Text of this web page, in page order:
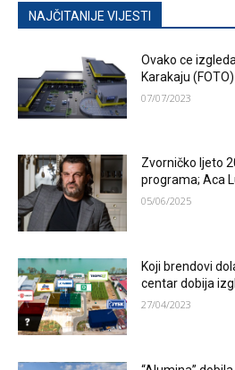
NAJČITANIJE VIJESTI
Ovako ce
Karakaju (FOTO)
07/07/2023
Zvorničko ljeto
programa; Aca
05/06/2025
Koji brendovi
centar dobija
27/04/2023